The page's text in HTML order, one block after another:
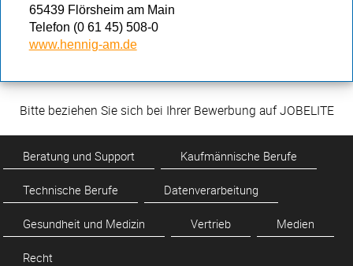
65439 Flörsheim am Main
Telefon (0 61 45) 508-0
www.hennig-am.de
Bitte beziehen Sie sich bei Ihrer Bewerbung auf JOBELITE
Beratung und Support Kaufmännische Berufe
Technische Berufe Datenverarbeitung
Gesundheit und Medizin Vertrieb Medien
Recht